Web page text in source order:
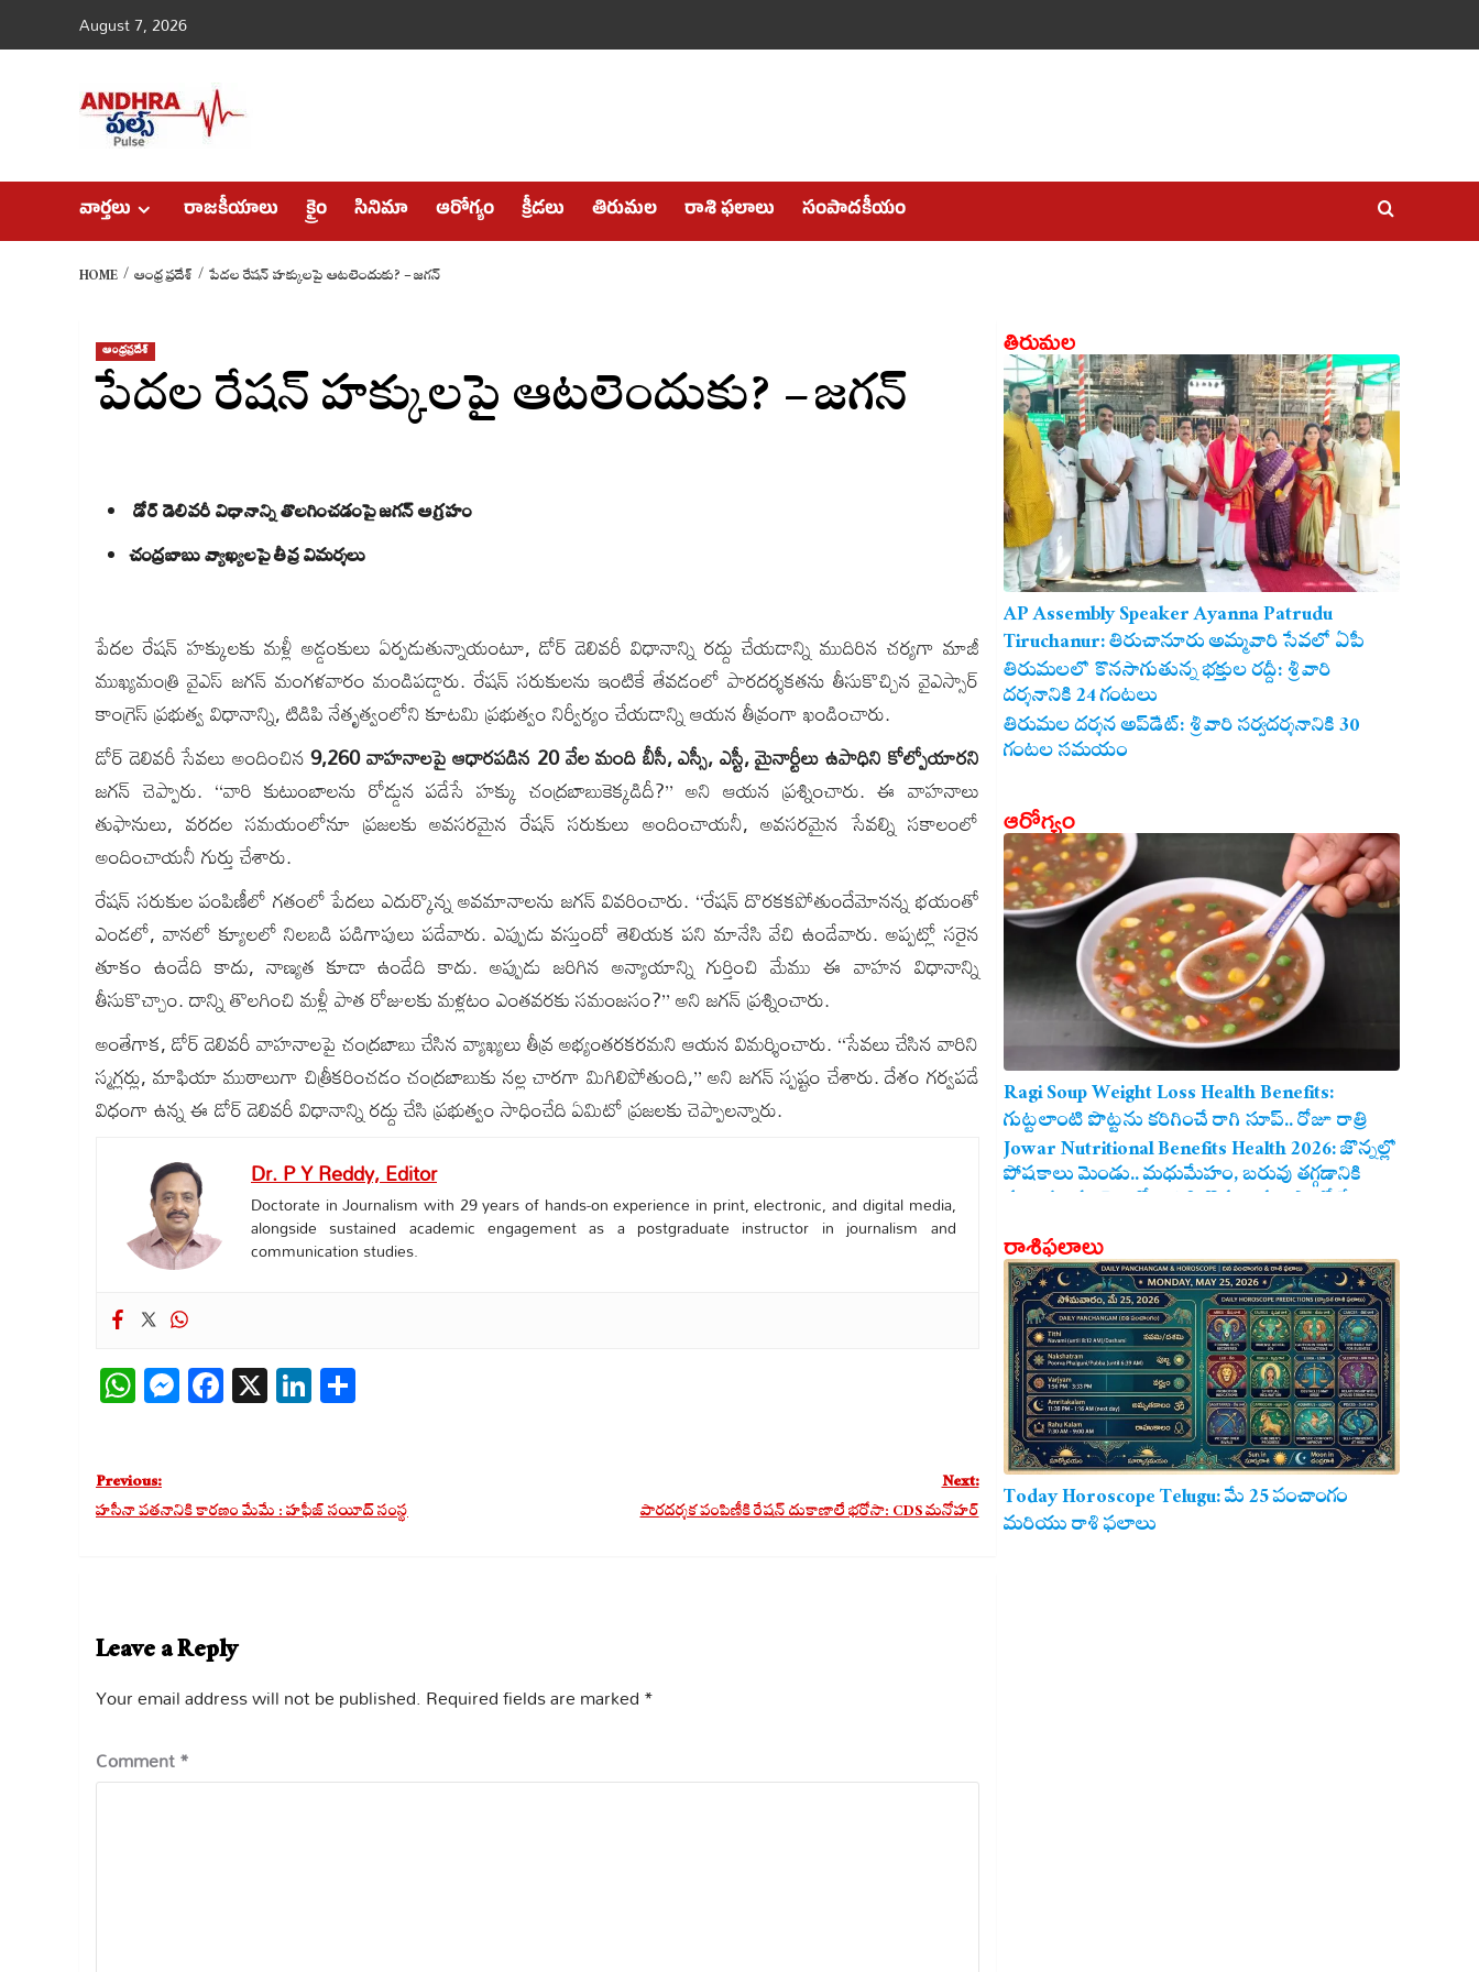
to
August 7, 2026
వార్తలు రాజకీయాలు క్రైం సినిమా ఆరోగ్యం క్రీడలు తిరుమల రాశి ఫలాలు సంపాదకీయం
HOME ఆంధ్రప్రదేశ్ పేదల రేషన్ హక్కులపై ఆటలెందుకు? – జగన్
ఆంధ్రప్రదేశ్
పేదల రేషన్ హక్కులపై ఆటలెందుకు? – జగన్
డోర్ డెలివరీ విధానాన్ని తొలగించడంపై జగన్ ఆగ్రహం
చంద్రబాబు వ్యాఖ్యలపై తీవ్ర విమర్శలు
పేదల రేషన్ హక్కులకు మళ్లీ అడ్డంకులు ఏర్పడుతున్నాయంటూ, డోర్ డెలివరీ విధానాన్ని రద్దు చేయడాన్ని ముదిరిన చర్యగా మాజీ
ముఖ్యమంత్రి వైఎస్ జగన్ మంగళవారం మండిపడ్డారు. రేషన్‌ సరుకులను ఇంటికే తేవడంలో పారదర్శకతను తీసుకొచ్చిన వైఎస్సార్
కాంగ్రెస్ ప్రభుత్వ విధానాన్ని, టిడిపి నేతృత్వంలోని కూటమి ప్రభుత్వం నిర్వీర్యం చేయడాన్ని ఆయన తీవ్రంగా ఖండించారు.
డోర్ డెలివరీ సేవలు అందించిన9,260 వాహనాలపై ఆధారపడిన 20 వేల మంది బీసీ, ఎస్సీ, ఎస్టీ, మైనార్టీలు ఉపాధిని కోల్పోయారని
జగన్ చెప్పారు. ‘‘వారి కుటుంబాలను రోడ్డున పడేసే హక్కు చంద్రబాబుకెక్కడిదీ?’’ అని ఆయన ప్రశ్నించారు. ఈ వాహనాలు
తుఫానులు, వరదల సమయంలోనూ ప్రజలకు అవసరమైన రేషన్ సరుకులు అందించాయనీ, అవసరమైన సేవల్ని సకాలంలో
అందించాయనీ గుర్తు చేశారు.
రేషన్ సరుకుల పంపిణీలో గతంలో పేదలు ఎదుర్కొన్న అవమానాలను జగన్ వివరించారు. ‘‘రేషన్ దొరకకపోతుందేమోనన్న భయంతో
ఎండలో, వానలో క్యూలలో నిలబడి పడిగాపులు పడేవారు. ఎప్పుడు వస్తుందో తెలియక పని మానేసి వేచి ఉండేవారు. అప్పట్లో సరైన
తూకం ఉండేది కాదు, నాణ్యత కూడా ఉండేది కాదు. అప్పుడు జరిగిన అన్యాయాన్ని గుర్తించి మేము ఈ వాహన విధానాన్ని
తీసుకొచ్చాం. దాన్ని తొలగించి మళ్లీ పాత రోజులకు మళ్లటం ఎంతవరకు సమంజసం?’’ అని జగన్ ప్రశ్నించారు.
అంతేగాక, డోర్ డెలివరీ వాహనాలపై చంద్రబాబు చేసిన వ్యాఖ్యలు తీవ్ర అభ్యంతరకరమని ఆయన విమర్శించారు. ‘‘సేవలు చేసిన వారిని
స్మగ్లర్లు, మాఫియా ముఠాలుగా చిత్రీకరించడం చంద్రబాబుకు నల్ల చారగా మిగిలిపోతుంది,’’ అని జగన్ స్పష్టం చేశారు. దేశం గర్వపడే
విధంగా ఉన్న ఈ డోర్ డెలివరీ విధానాన్ని రద్దు చేసి ప్రభుత్వం సాధించేది ఏమిటో ప్రజలకు చెప్పాలన్నారు.
Dr. P Y Reddy, Editor
Doctorate in Journalism with 29 years of hands-on experience in print, electronic, and digital media,
alongside sustained academic engagement as a postgraduate instructor in journalism and
communication studies.
WhatsApp
Messenger
Facebook
X LinkedIn
Post
navigation
Previous:
హసీనా పతనానికి కారణం మేమే : హఫీజ్ సయీద్ సంస్థ
Next:
పారదర్శక పంపిణీకి రేషన్ దుకాణాలే భరోసా: CDS మనోహర్
Leave a Reply
Your email address will not be published. Required fields are marked*
Comment*
తిరుమల
AP Assembly Speaker Ayanna Patrudu
Tiruchanur: తిరుచానూరు అమ్మవారి సేవలో ఏపీ
అసెంబ్లీ స్పీకర్.. కుటుంబ సమేతంగా దర్శించుకున్న
అయ్యన్నపాత్రుడు!
తిరుమలలో కొనసాగుతున్న భక్తుల రద్దీ: శ్రీవారి
దర్శనానికి 24 గంటలు
తిరుమల దర్శన అప్‌డేట్: శ్రీవారి సర్వదర్శనానికి 30
గంటల సమయం
ఆరోగ్యం
Ragi Soup Weight Loss Health Benefits:
గుట్టలాంటి పొట్టను కరిగించే రాగి సూప్.. రోజూ రాత్రి
తాగితే బరువు తగ్గడం ఖాయం!
Jowar Nutritional Benefits Health 2026: జొన్నల్లో
పోషకాలు మెండు.. మధుమేహం, బరువు తగ్గడానికి
మరియు గుండె ఆరోగ్యానికి జొన్న అన్నం ఎంతో మేలు!
రాశిఫలాలు
Today Horoscope Telugu: మే 25 పంచాంగం
మరియు రాశి ఫలాలు